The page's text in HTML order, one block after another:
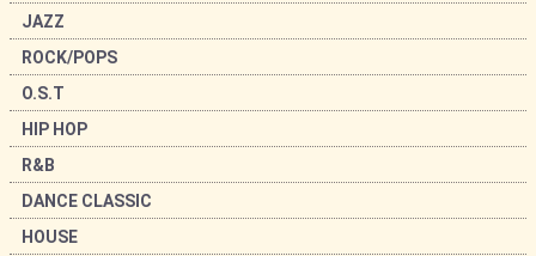
JAZZ
ROCK/POPS
O.S.T
HIP HOP
R&B
DANCE CLASSIC
HOUSE